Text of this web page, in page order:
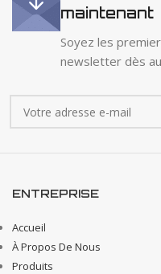
maintenant
Soyez les
newsletter dès
ENTREPRISE
Accueil
À Propos De Nous
Produits